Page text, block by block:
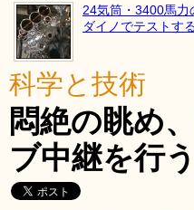
24気筒・3400馬力
ダイノでテストす
科学と技術
悶絶の眺め
ブ中継を行